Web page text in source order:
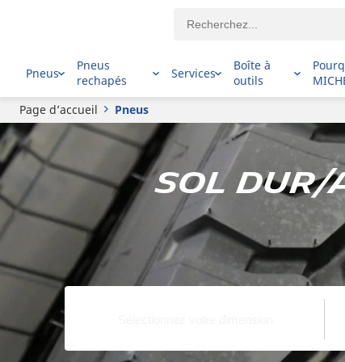
Pneus
Pneus
rechapés
Services
Boîte à
outils
Page d’accueil Pneus
Sol dur/